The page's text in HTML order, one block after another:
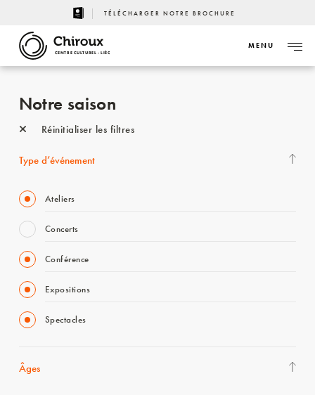
TÉLÉCHARGER NOTRE BROCHURE
CENTRE CULTUREL - LIÈGE
MENU
Notre saison
Réinitialiser les filtres
Type d’événement
Ateliers
Concerts
Conférence
Expositions
Spectacles
Âges